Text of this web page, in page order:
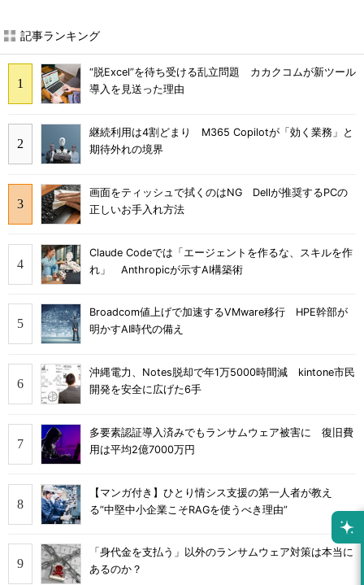
記事ランキング
“脱Excel”を待ち受ける乱立問題 カカクコムが新ツール
導入を見送った理由
継続利用は4割どまり M365 Copilotが「効く業務」と
期待外れの境界
画面をティッシュで拭くのはNG Dellが推奨するPCの
正しいお手入れ方法
Claude Codeでは「エージェントを作るな、スキルを作
れ」 Anthropicが示すAI構築術
Broadcom値上げで加速するVMware移行 HPE幹部が
明かすAI時代の備え
沖縄電力、Notes脱却で年1万5000時間減 kintone市民
開発を安全に広げた6手
多要素認証導入済みでもランサムウェア被害に 復旧費
用は平均2億7000万円
【マンガ付き】ひとり情シス支援の第一人者が教え
る”中堅中小企業こそRAGを使うべき理由”
「身代金を支払う」以外のランサムウェア対策は本当に
あるのか？